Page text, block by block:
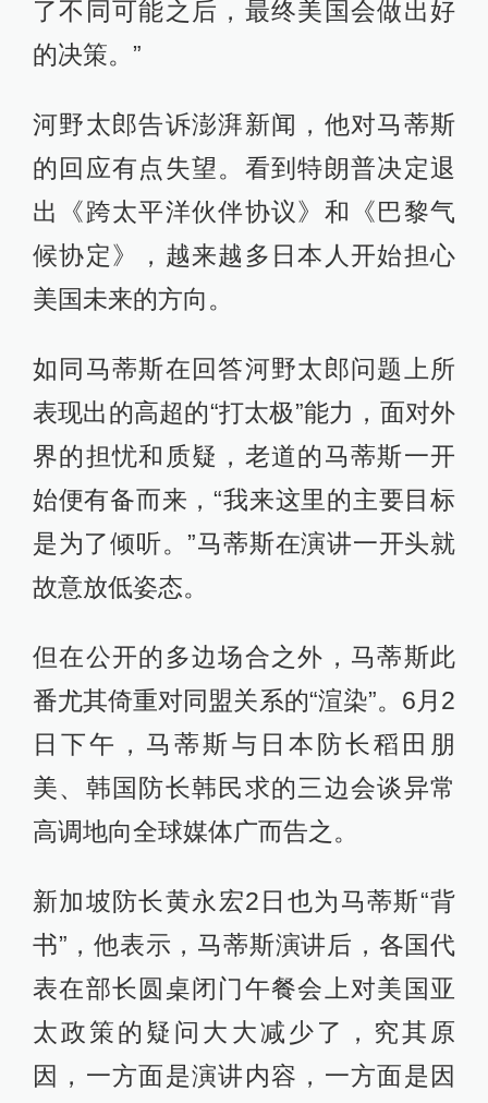
了不同可能之后，最终美国会做出好
的决策。”
河野太郎告诉澎湃新闻，他对马蒂斯
的回应有点失望。看到特朗普决定退
出《跨太平洋伙伴协议》和《巴黎气
候协定》，越来越多日本人开始担心
美国未来的方向。
如同马蒂斯在回答河野太郎问题上所
表现出的高超的“打太极”能力，面对外
界的担忧和质疑，老道的马蒂斯一开
始便有备而来，“我来这里的主要目标
是为了倾听。”马蒂斯在演讲一开头就
故意放低姿态。
但在公开的多边场合之外，马蒂斯此
番尤其倚重对同盟关系的“渲染”。6月2
日下午，马蒂斯与日本防长稻田朋
美、韩国防长韩民求的三边会谈异常
高调地向全球媒体广而告之。
新加坡防长黄永宏2日也为马蒂斯“背
书”，他表示，马蒂斯演讲后，各国代
表在部长圆桌闭门午餐会上对美国亚
太政策的疑问大大减少了，究其原
因，一方面是演讲内容，一方面是因